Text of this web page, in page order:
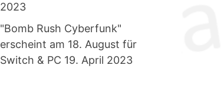
2023
"Bomb Rush Cyberfunk"
erscheint am 18. August für
Switch & PC 19. April 2023